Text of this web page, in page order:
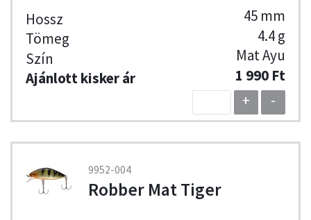
45 mm
4.4 g
Mat Ayu
1 990 Ft
+
-
9952-004
Robber Mat Tiger